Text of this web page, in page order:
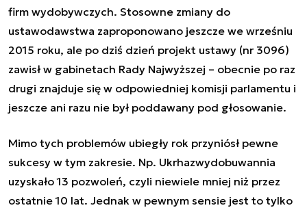
firm wydobywczych. Stosowne zmiany do
ustawodawstwa zaproponowano jeszcze we wrześniu
2015 roku, ale po dziś dzień projekt ustawy (nr 3096)
zawisł w gabinetach Rady Najwyższej – obecnie po raz
drugi znajduje się w odpowiedniej komisji parlamentu i
jeszcze ani razu nie był poddawany pod głosowanie.
Mimo tych problemów ubiegły rok przyniósł pewne
sukcesy w tym zakresie. Np. Ukrhazwydobuwannia
uzyskało 13 pozwoleń, czyli niewiele mniej niż przez
ostatnie 10 lat. Jednak w pewnym sensie jest to tylko